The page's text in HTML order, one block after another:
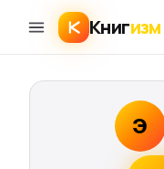
Книгизм
Э